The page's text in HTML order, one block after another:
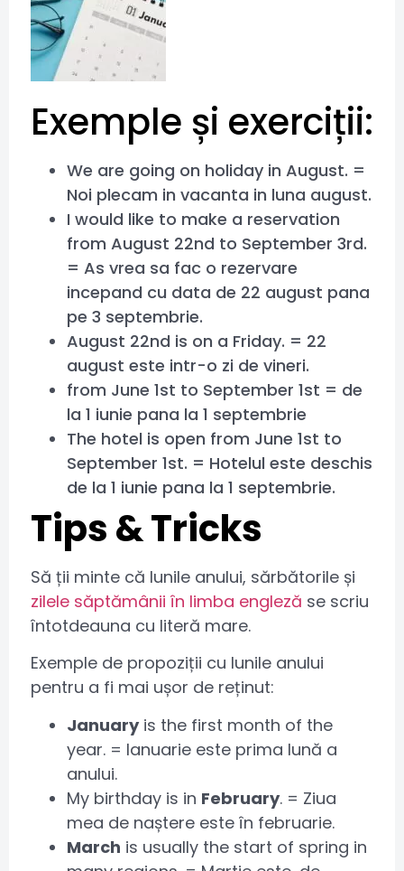
Exemple și exerciții:
We are going on holiday in August. =
Noi plecam in vacanta in luna august.
I would like to make a reservation
from August 22nd to September 3rd.
= As vrea sa fac o rezervare
incepand cu data de 22 august pana
pe 3 septembrie.
August 22nd is on a Friday. = 22
august este intr-o zi de vineri.
from June 1st to September 1st = de
la 1 iunie pana la 1 septembrie
The hotel is open from June 1st to
September 1st. = Hotelul este deschis
de la 1 iunie pana la 1 septembrie.
Tips & Tricks
Să ții minte că lunile anului, sărbătorile și
zilele săptămânii în limba engleză se scriu
întotdeauna cu literă mare.
Exemple de propoziții cu lunile anului
pentru a fi mai ușor de reținut:
Januaryis the first month of the
year. = Ianuarie este prima lună a
anului.
My birthday is in February. = Ziua
mea de naștere este în februarie.
March is usually the start of spring in